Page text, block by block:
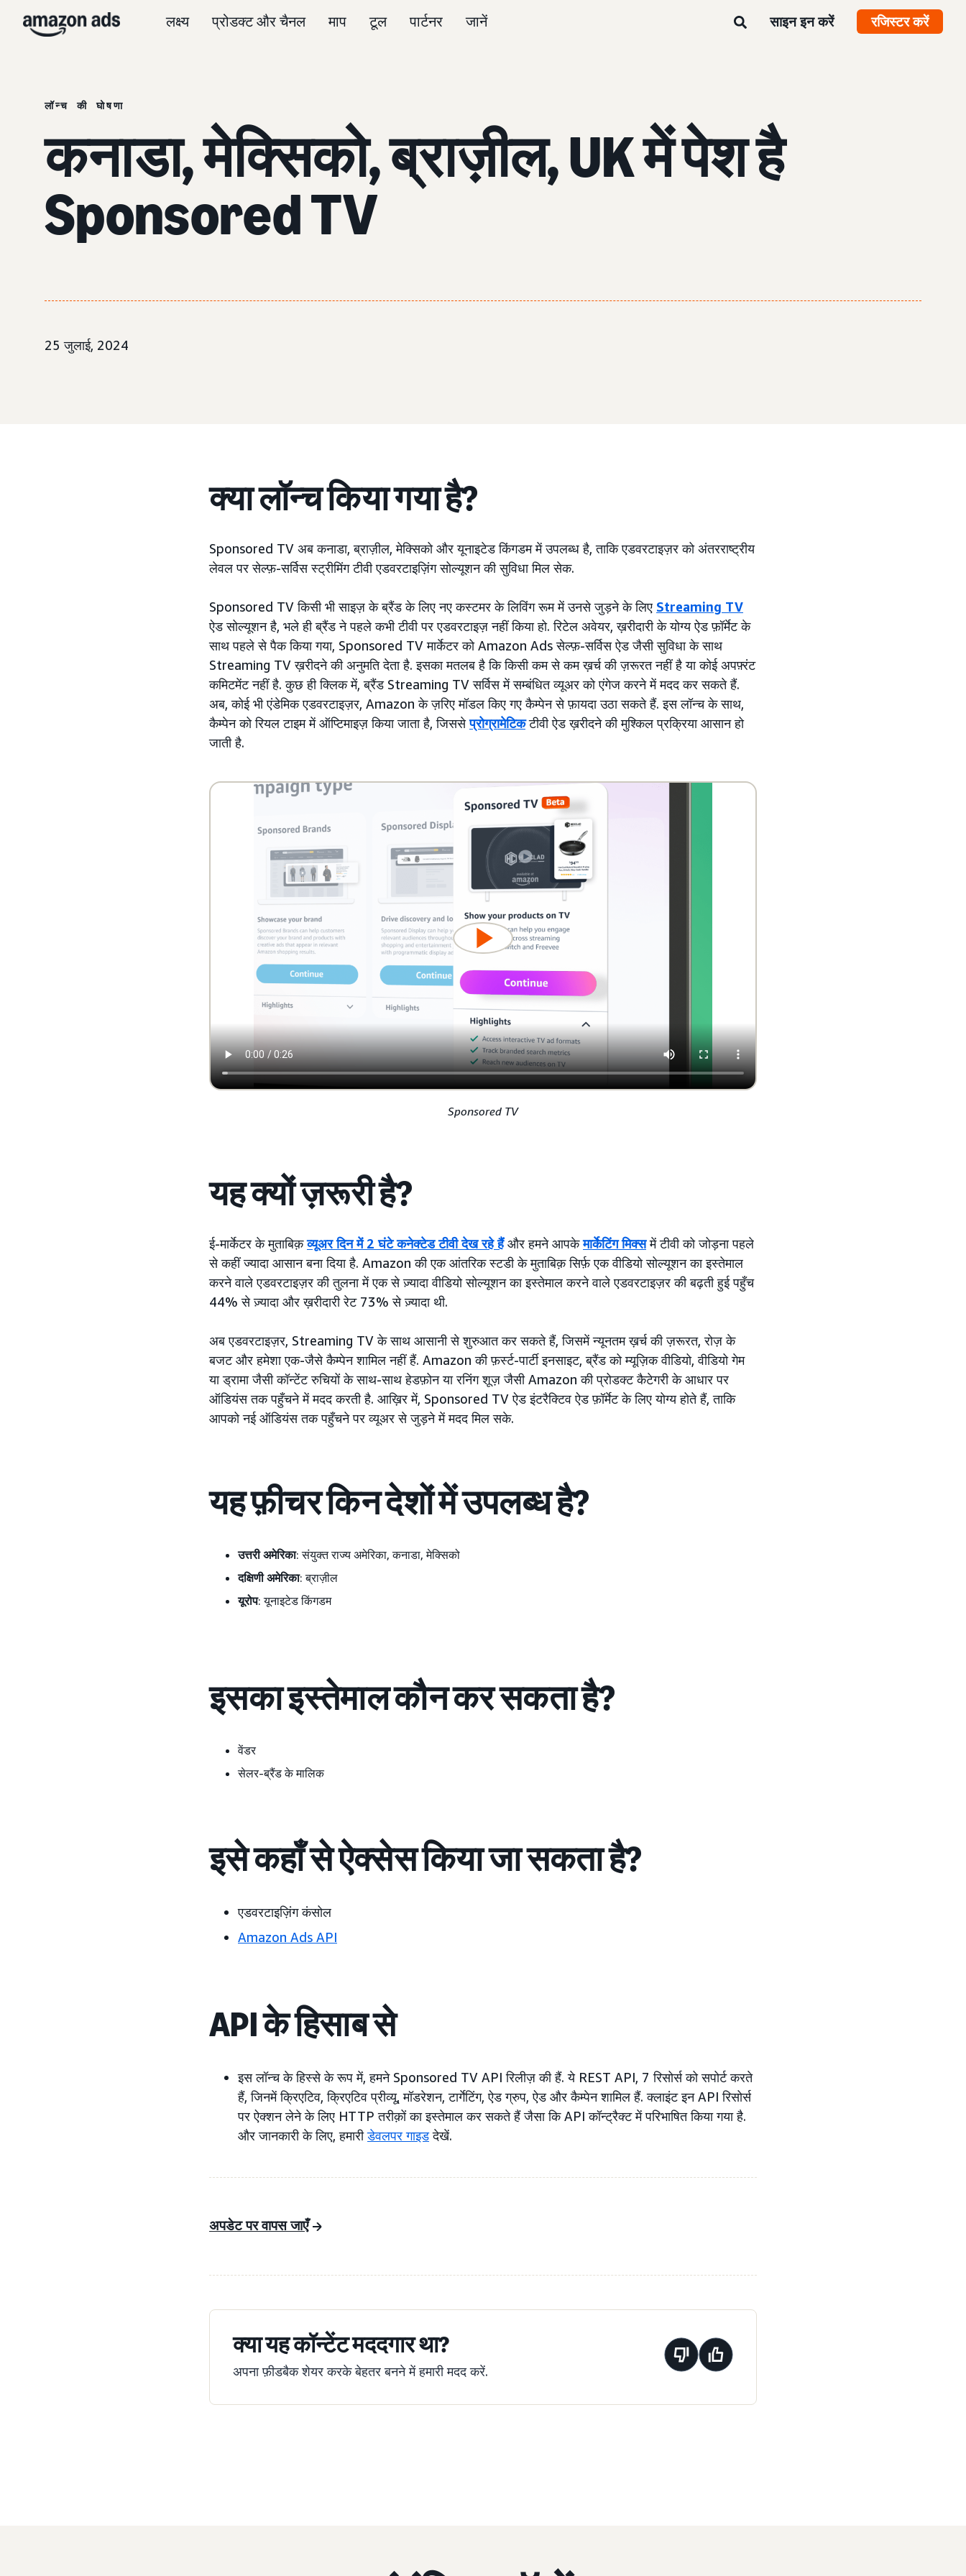
लक्ष्य प्रोडक्ट और चैनल माप टूल पार्टनर जानें साइन इन करें रजिस्टर करें
लॉन्च की घोषणा
कनाडा, मेक्सिको, ब्राज़ील, UK में पेश है
Sponsored TV
25 जुलाई, 2024
क्या लॉन्च किया गया है?
Sponsored TV अब कनाडा, ब्राज़ील, मेक्सिको और यूनाइटेड किंगडम में उपलब्ध है, ताकि एडवरटाइज़र को अंतरराष्ट्रीय
लेवल पर सेल्फ़-सर्विस स्ट्रीमिंग टीवी एडवरटाइज़िंग सोल्यूशन की सुविधा मिल सेक.
Sponsored TV किसी भी साइज़ के ब्रैंड के लिए नए कस्टमर के लिविंग रूम में उनसे जुड़ने के लिए Streaming TV
ऐड सोल्यूशन है, भले ही ब्रैंड ने पहले कभी टीवी पर एडवरटाइज़ नहीं किया हो. रिटेल अवेयर, ख़रीदारी के योग्य ऐड फ़ॉर्मेट के
साथ पहले से पैक किया गया, Sponsored TV मार्केटर को Amazon Ads सेल्फ़-सर्विस ऐड जैसी सुविधा के साथ
Streaming TV ख़रीदने की अनुमति देता है. इसका मतलब है कि किसी कम से कम ख़र्च की ज़रूरत नहीं है या कोई अपफ़्रंट
कमिटमेंट नहीं है. कुछ ही क्लिक में, ब्रैंड Streaming TV सर्विस में सम्बंधित व्यूअर को एंगेज करने में मदद कर सकते हैं.
अब, कोई भी एंडेमिक एडवरटाइज़र, Amazon के ज़रिए मॉडल किए गए कैम्पेन से फ़ायदा उठा सकते हैं. इस लॉन्च के साथ,
कैम्पेन को रियल टाइम में ऑप्टिमाइज़ किया जाता है, जिससेप्रोग्रामेटिकटीवी ऐड ख़रीदने की मुश्किल प्रक्रिया आसान हो
जाती है.
Sponsored TV
यह क्यों ज़रूरी है?
ई-मार्केटर के मुताबिक़व्यूअर दिन में 2 घंटे कनेक्टेड टीवी देख रहे हैंऔर हमने आपकेमार्केटिंग मिक्समें टीवी को जोड़ना पहले
से कहीं ज्यादा आसान बना दिया है. Amazon की एक आंतरिक स्टडी के मुताबिक़ सिर्फ़ एक वीडियो सोल्यूशन का इस्तेमाल
करने वाले एडवरटाइज़र की तुलना में एक से ज़्यादा वीडियो सोल्यूशन का इस्तेमाल करने वाले एडवरटाइज़र की बढ़ती हुई पहुँच
44% से ज़्यादा और ख़रीदारी रेट 73% से ज़्यादा थी.
अब एडवरटाइज़र, Streaming TV के साथ आसानी से शुरुआत कर सकते हैं, जिसमें न्यूनतम ख़र्च की ज़रूरत, रोज़ के
बजट और हमेशा एक-जैसे कैम्पेन शामिल नहीं हैं. Amazon की फ़र्स्ट-पार्टी इनसाइट, ब्रैंड को म्यूज़िक वीडियो, वीडियो गेम
या ड्रामा जैसी कॉन्टेंट रुचियों के साथ-साथ हेडफ़ोन या रनिंग शूज़ जैसी Amazon की प्रोडक्ट कैटेगरी के आधार पर
ऑडियंस तक पहुँचने में मदद करती है. आख़िर में, Sponsored TV ऐड इंटरैक्टिव ऐड फ़ॉर्मेट के लिए योग्य होते हैं, ताकि
आपको नई ऑडियंस तक पहुँचने पर व्यूअर से जुड़ने में मदद मिल सके.
यह फ़ीचर किन देशों में उपलब्ध है?
उत्तरी अमेरिका: संयुक्त राज्य अमेरिका, कनाडा, मेक्सिको
दक्षिणी अमेरिका: ब्राज़ील
यूरोप: यूनाइटेड किंगडम
इसका इस्तेमाल कौन कर सकता है?
वेंडर
सेलर-ब्रैंड के मालिक
इसे कहाँ से ऐक्सेस किया जा सकता है?
एडवरटाइज़िंग कंसोल
Amazon Ads API
API के हिसाब से
इस लॉन्च के हिस्से के रूप में, हमने Sponsored TV API रिलीज़ की हैं. ये REST API, 7 रिसोर्स को सपोर्ट करते
हैं, जिनमें क्रिएटिव, क्रिएटिव प्रीव्यू, मॉडरेशन, टार्गेटिंग, ऐड ग्रुप, ऐड और कैम्पेन शामिल हैं. क्लाइंट इन API रिसोर्स
पर ऐक्शन लेने के लिए HTTP तरीक़ों का इस्तेमाल कर सकते हैं जैसा कि API कॉन्ट्रैक्ट में परिभाषित किया गया है.
और जानकारी के लिए, हमारी डेवलपर गाइड देखें.
अपडेट पर वापस जाएँ
क्या यह कॉन्टेंट मददगार था?
अपना फ़ीडबैक शेयर करके बेहतर बनने में हमारी मदद करें.